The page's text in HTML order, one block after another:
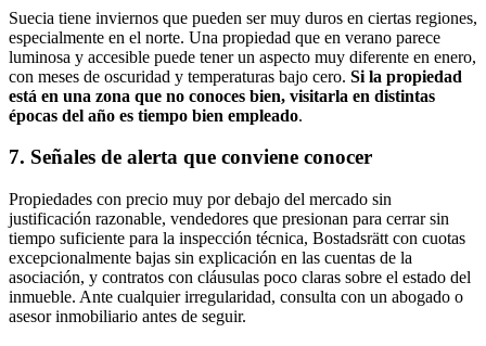
Suecia tiene inviernos que pueden ser muy duros en ciertas regiones,
especialmente en el norte. Una propiedad que en verano parece
luminosa y accesible puede tener un aspecto muy diferente en enero,
con meses de oscuridad y temperaturas bajo cero. Si la propiedad
está en una zona que no conoces bien, visitarla en distintas
épocas del año es tiempo bien empleado.
7. Señales de alerta que conviene conocer
Propiedades con precio muy por debajo del mercado sin
justificación razonable, vendedores que presionan para cerrar sin
tiempo suficiente para la inspección técnica, Bostadsrätt con cuotas
excepcionalmente bajas sin explicación en las cuentas de la
asociación, y contratos con cláusulas poco claras sobre el estado del
inmueble. Ante cualquier irregularidad, consulta con un abogado o
asesor inmobiliario antes de seguir.